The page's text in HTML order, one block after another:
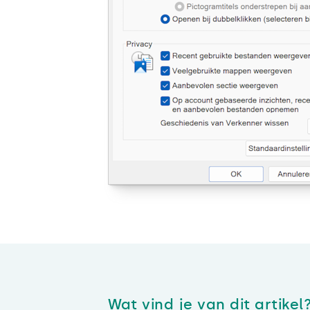
Wat vind je van dit